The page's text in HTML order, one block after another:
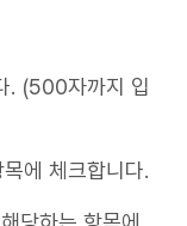
. (500자까지 입
에 체크합니다.